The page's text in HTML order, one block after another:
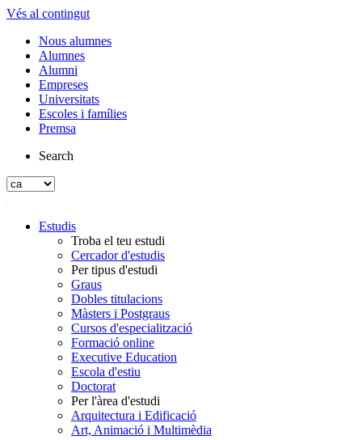
Vés al contingut
Nous alumnes
Alumnes
Alumni
Empreses
Universitats
Escoles i famílies
Premsa
Search
Estudis
Troba el teu estudi
Cercador d'estudis
Per tipus d'estudi
Graus
Dobles titulacions
Màsters i Postgraus
Cursos d'especialització
Formació online
Executive Education
Escola d'estiu
Doctorat
Per l'àrea d'estudi
Arquitectura i Edificació
Art, Animació i Multimèdia